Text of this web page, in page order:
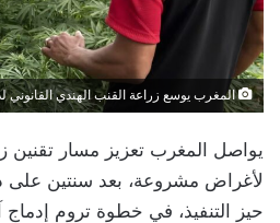
المغرب يوسع زراعة القنب الهندي القانوني
يواصل المغرب تعزيز مسار تقنين
حيز التنفيذ، في خطوة تروم